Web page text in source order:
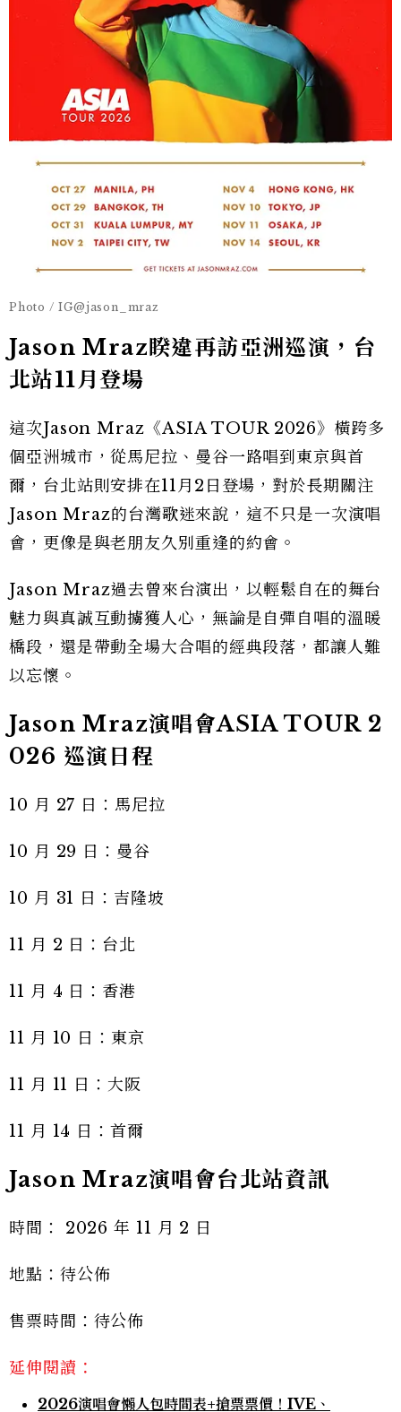
Photo / IG@jason_mraz
Jason Mraz睽違再訪亞洲巡演，台
北站11月登場
這次Jason Mraz《ASIA TOUR 2026》橫跨多
個亞洲城市，從馬尼拉、曼谷一路唱到東京與首
爾，台北站則安排在11月2日登場，對於長期關注
Jason Mraz的台灣歌迷來說，這不只是一次演唱
會，更像是與老朋友久別重逢的約會。
Jason Mraz過去曾來台演出，以輕鬆自在的舞台
魅力與真誠互動擄獲人心，無論是自彈自唱的溫暖
橋段，還是帶動全場大合唱的經典段落，都讓人難
以忘懷。
Jason Mraz演唱會ASIA TOUR 2
026 巡演日程
10 月 27 日：馬尼拉
10 月 29 日：曼谷
10 月 31 日：吉隆坡
11 月 2 日：台北
11 月 4 日：香港
11 月 10 日：東京
11 月 11 日：大阪
11 月 14 日：首爾
Jason Mraz演唱會台北站資訊
時間： 2026 年 11 月 2 日
地點：待公佈
售票時間：待公佈
延伸閱讀：
2026演唱會懶人包時間表+搶票票價！IVE、